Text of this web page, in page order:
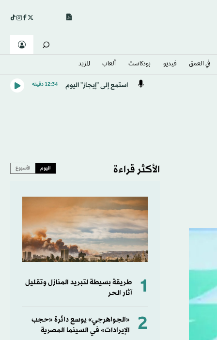
في العمق فيديو بودكاست ألعاب المزيد
استمع إلى "إيجاز" اليوم 12:34 دقيقه
الأكثر قراءة اليوم الأسبوع
1
طريقة بسيطة لتبريد المنازل وتقليل
آثار الحر
2
«الجواهرجي» يوسع دائرة «حجب
الإيرادات» في السينما المصرية